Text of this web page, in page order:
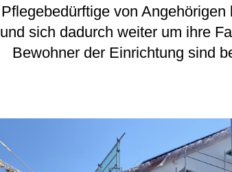
Pflegebedürftige von
und sich dadurch weiter um ihre
Bewohner der Einrichtung sind